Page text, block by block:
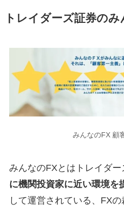
トレイダーズ証券の
みんなのFX 顧
みんなのFXとはトレイダー
に機関投資家に近い環境を
して運営されている、FX